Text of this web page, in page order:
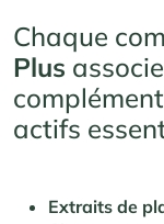
Chaque
Plus
actifs
Extraits de